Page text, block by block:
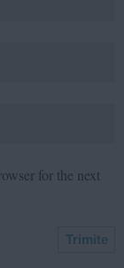
for the next